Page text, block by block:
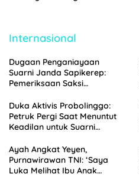
Internasional
Dugaan Penganiayaan
Suarni Janda Sapikerep:
Pemeriksaan Saksi
Probolinggo Segera Gelar
Perkara
Duka Aktivis Probolinggo:
Petruk Pergi Saat Menuntut
Keadilan untuk Suarni
Ayah Angkat Yeyen,
Purnawirawan TNI: ‘Saya
Luka Melihat Ibu Anak